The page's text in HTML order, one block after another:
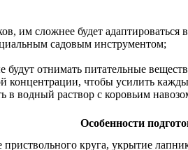
им сложнее будет адаптироваться в
садовым инструментом;
отнимать питательные
чтобы усилить
водный раствор с коровьим
Особенности
круга, укрытие